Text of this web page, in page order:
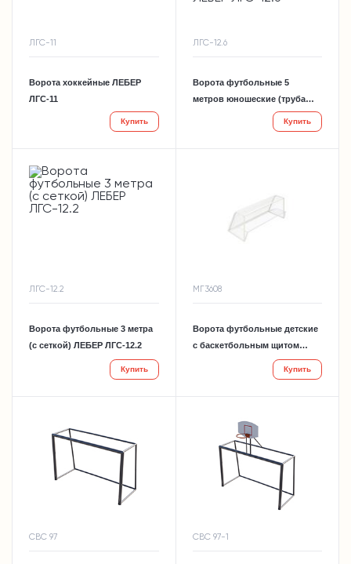
ЛГС-11
Ворота хоккейные ЛЕБЕР
ЛГС-11
Купить
ЛГС-12.6
Ворота футбольные 5
метров юношеские (труба
d=89мм, с сеткой) ЛЕБЕР
Купить
ЛГС-12.2
Ворота футбольные 3 метра
(с сеткой) ЛЕБЕР ЛГС-12.2
Купить
МГ3608
Ворота футбольные детские
с баскетбольным щитом
Купить
СВС 97 СВС 97-1